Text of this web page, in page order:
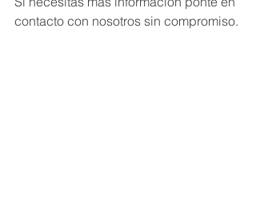
contacto con nosotros sin compromiso.